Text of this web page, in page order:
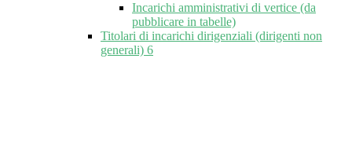
Incarichi amministrativi di vertice (da
pubblicare in tabelle)
Titolari di incarichi dirigenziali (dirigenti non
generali) 6